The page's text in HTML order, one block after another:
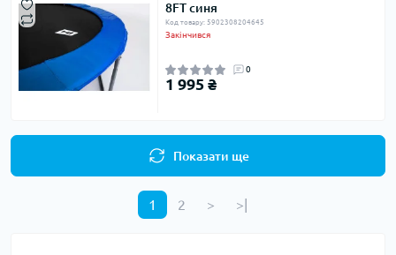
8FT синя
Код товару: 5902308204645
Закінчився
0
1 995 ₴
Показати ще
1 2 > >|